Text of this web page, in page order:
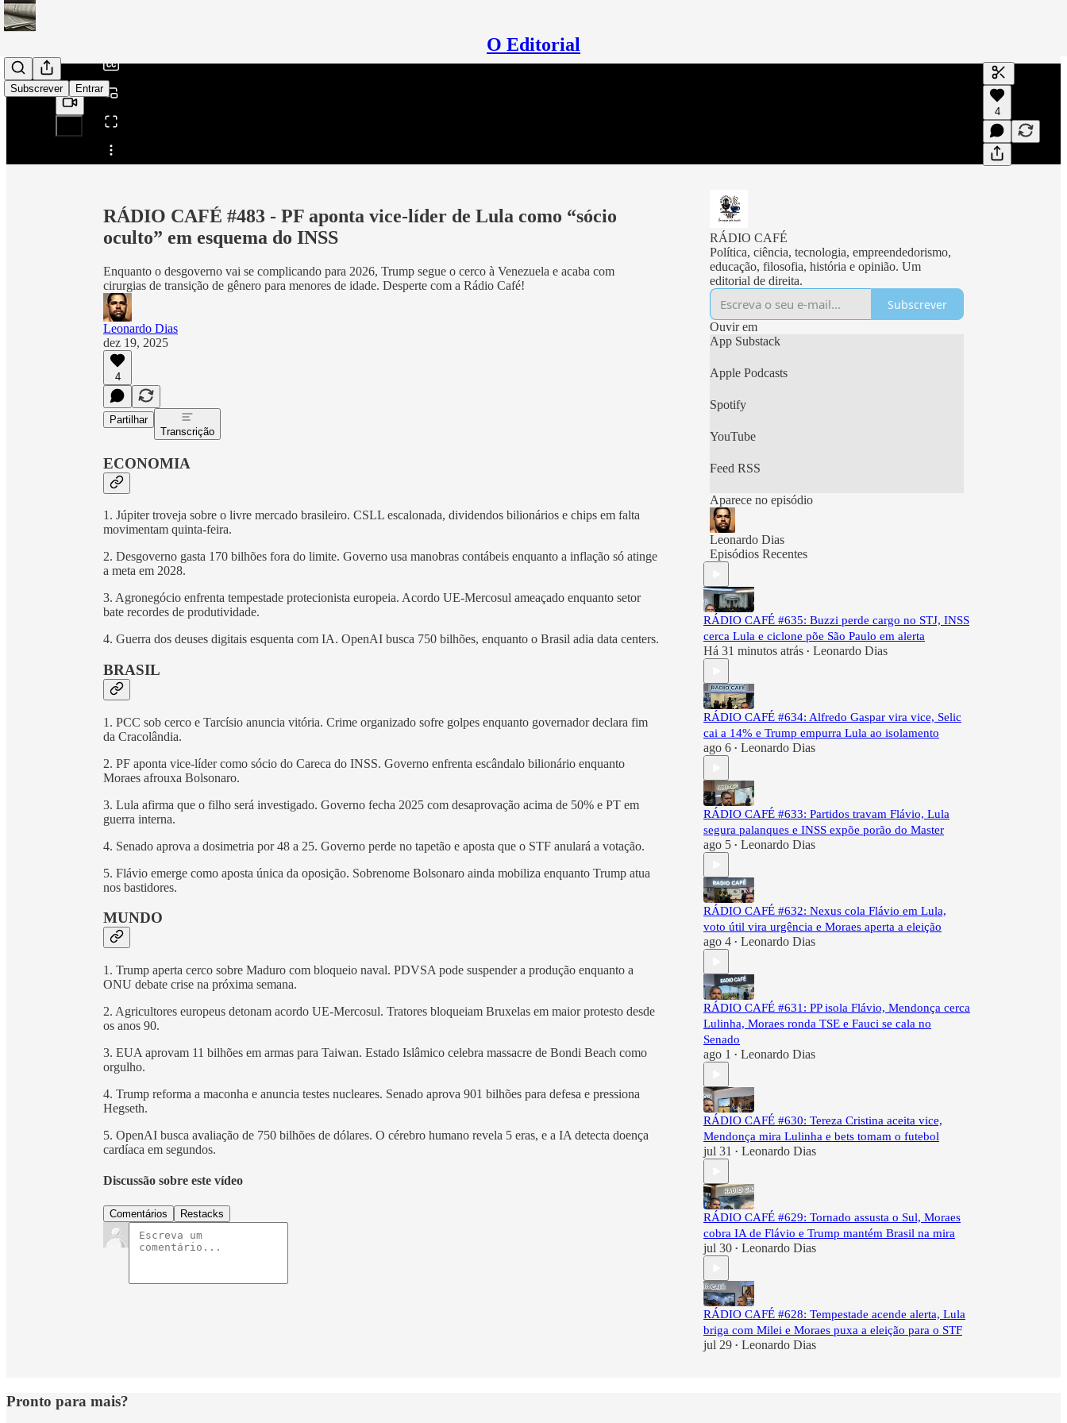
O Editorial
Subscrever Entrar
Partilhar a partir de0:00
Gerar
Uma
4
RÁDIO CAFÉ #483 - PF aponta vice-líder de Lula como “sócio
oculto” em esquema do INSS
Enquanto o desgoverno vai se complicando para 2026, Trump segue o cerco à Venezuela e acaba com
cirurgias de transição de gênero para menores de idade. Desperte com a Rádio Café!
Leonardo Dias
dez 19, 2025
4
Partilhar
Transcrição
ECONOMIA
1. Júpiter troveja sobre o livre mercado brasileiro. CSLL escalonada, dividendos bilionários e chips em falta
movimentam quinta-feira.
2. Desgoverno gasta 170 bilhões fora do limite. Governo usa manobras contábeis enquanto a inflação só atinge
a meta em 2028.
3. Agronegócio enfrenta tempestade protecionista europeia. Acordo UE-Mercosul ameaçado enquanto setor
bate recordes de produtividade.
4. Guerra dos deuses digitais esquenta com IA. OpenAI busca 750 bilhões, enquanto o Brasil adia data centers.
BRASIL
1. PCC sob cerco e Tarcísio anuncia vitória. Crime organizado sofre golpes enquanto governador declara fim
da Cracolândia.
2. PF aponta vice-líder como sócio do Careca do INSS. Governo enfrenta escândalo bilionário enquanto
Moraes afrouxa Bolsonaro.
3. Lula afirma que o filho será investigado. Governo fecha 2025 com desaprovação acima de 50% e PT em
guerra interna.
4. Senado aprova a dosimetria por 48 a 25. Governo perde no tapetão e aposta que o STF anulará a votação.
5. Flávio emerge como aposta única da oposição. Sobrenome Bolsonaro ainda mobiliza enquanto Trump atua
nos bastidores.
MUNDO
1. Trump aperta cerco sobre Maduro com bloqueio naval. PDVSA pode suspender a produção enquanto a
ONU debate crise na próxima semana.
2. Agricultores europeus detonam acordo UE-Mercosul. Tratores bloqueiam Bruxelas em maior protesto desde
os anos 90.
3. EUA aprovam 11 bilhões em armas para Taiwan. Estado Islâmico celebra massacre de Bondi Beach como
orgulho.
4. Trump reforma a maconha e anuncia testes nucleares. Senado aprova 901 bilhões para defesa e pressiona
Hegseth.
5. OpenAI busca avaliação de 750 bilhões de dólares. O cérebro humano revela 5 eras, e a IA detecta doença
cardíaca em segundos.
Discussão sobre este vídeo
Comentários Restacks
RÁDIO CAFÉ
Política, ciência, tecnologia, empreendedorismo,
educação, filosofia, história e opinião. Um
editorial de direita.
Subscrever
Ouvir em
App Substack
Apple Podcasts
Spotify
YouTube
Feed RSS
Aparece no episódio
Leonardo Dias
Episódios Recentes
RÁDIO CAFÉ #635: Buzzi perde cargo no STJ, INSS
cerca Lula e ciclone põe São Paulo em alerta
Há 31 minutos atrás • Leonardo Dias
RÁDIO CAFÉ #634: Alfredo Gaspar vira vice, Selic
cai a 14% e Trump empurra Lula ao isolamento
ago 6 • Leonardo Dias
RÁDIO CAFÉ #633: Partidos travam Flávio, Lula
segura palanques e INSS expõe porão do Master
ago 5 • Leonardo Dias
RÁDIO CAFÉ #632: Nexus cola Flávio em Lula,
voto útil vira urgência e Moraes aperta a eleição
ago 4 • Leonardo Dias
RÁDIO CAFÉ #631: PP isola Flávio, Mendonça cerca
Lulinha, Moraes ronda TSE e Fauci se cala no
Senado
ago 1 • Leonardo Dias
RÁDIO CAFÉ #630: Tereza Cristina aceita vice,
Mendonça mira Lulinha e bets tomam o futebol
jul 31 • Leonardo Dias
RÁDIO CAFÉ #629: Tornado assusta o Sul, Moraes
cobra IA de Flávio e Trump mantém Brasil na mira
jul 30 • Leonardo Dias
RÁDIO CAFÉ #628: Tempestade acende alerta, Lula
briga com Milei e Moraes puxa a eleição para o STF
jul 29 • Leonardo Dias
Pronto para mais?